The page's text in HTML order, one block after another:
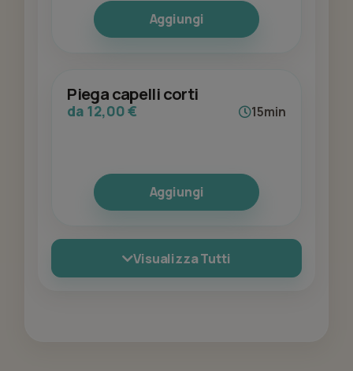
Aggiungi
Piega capelli corti
da 12,00 € 15min
Aggiungi
Visualizza Tutti